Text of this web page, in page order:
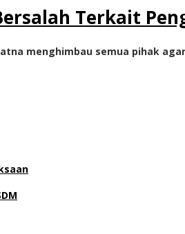
Terkait
menghimbau semua pihak